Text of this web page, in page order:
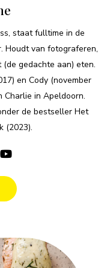
staat fulltime in de
Houdt van fotograferen,
gedachte aan) eten.
en Cody (november
Charlie in Apeldoorn.
de bestseller Het
(2023).